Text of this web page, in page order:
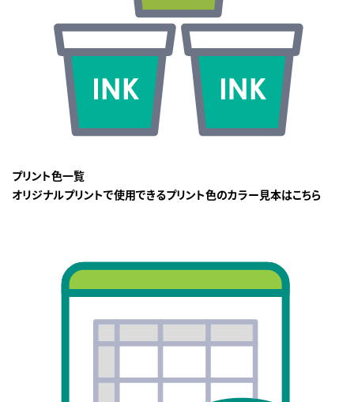
プリント色一覧
オリジナルプリントで使用できるプリント色のカラー見本はこちら